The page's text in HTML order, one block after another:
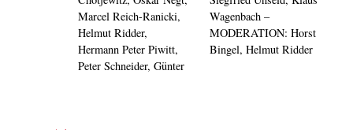
Marcel Reich-Ranicki,
Helmut Ridder,
Hermann Peter Piwitt,
Peter Schneider, Günter
Wagenbach –
MODERATION: Horst
Bingel, Helmut Ridder